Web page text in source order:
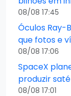
08/08 17:45
Óculos Ray-
que fotos e
08/08 17:06
SpaceX
produzir
08/08 17:01